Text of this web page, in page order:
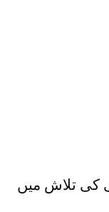
کی تلاش میں